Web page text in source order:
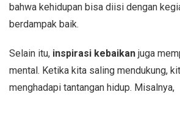
bahwa kehidupan bisa diisi dengan
berdampak baik.
Selain itu, inspirasi kebaikan juga
mental. Ketika kita saling mendukung,
menghadapi tantangan hidup. Misalnya,